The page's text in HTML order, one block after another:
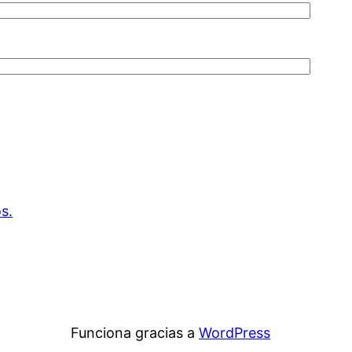
Funciona gracias a WordPress